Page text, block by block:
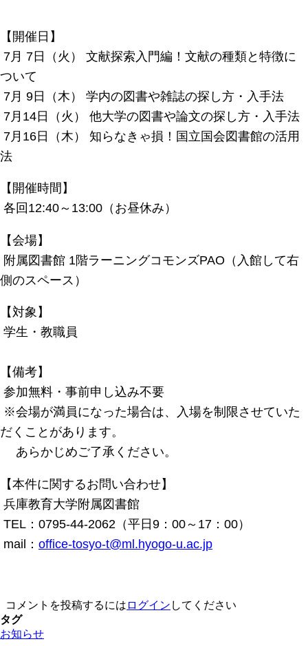
【開催日】
7月 7日（火） 文献探索入門編！文献の種類と特徴に
ついて
7月 9日（木） 学内の図書や雑誌の探し方・入手法
7月14日（火） 他大学の図書や論文の探し方・入手法
7月16日（木） 知らなきゃ損！国立国会図書館の活用
法
【開催時間】
各回12:40～13:00（お昼休み）
【会場】
附属図書館 1階ラーニングコモンズPAO（入館して右
側のスペース）
【対象】
学生・教職員
【備考】
参加無料・事前申し込み不要
※会場が満員になった場合は、入場を制限させていた
だくことがあります。
あらかじめご了承ください。
【本件に関するお問い合わせ】
兵庫教育大学附属図書館
TEL：0795-44-2062（平日9：00～17：00）
mail： office-tosyo-t@ml.hyogo-u.ac.jp
コメントを投稿するには ログイン してください
タグ
お知らせ